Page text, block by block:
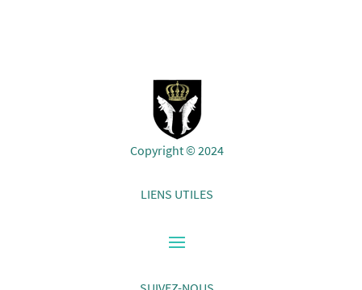
Copyright © 2024
LIENS UTILES